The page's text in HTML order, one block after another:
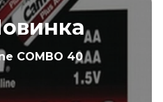
COMBO 40